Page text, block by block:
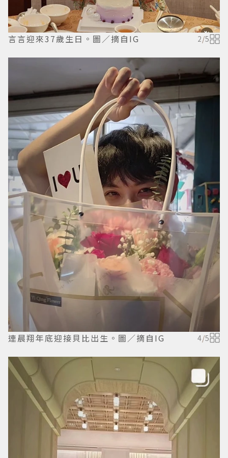
言言迎來37歲生日。圖／摘自IG 2/5
連晨翔年底迎接貝比出生。圖／摘自IG 4/5